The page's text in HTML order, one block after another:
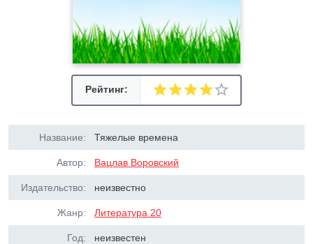
Рейтинг:
Название: Тяжелые времена
Автор: Вацлав Воровский
Издательство: неизвестно
Жанр: Литература 20
Год: неизвестен